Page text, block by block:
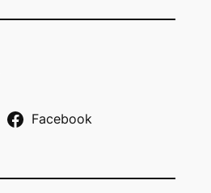
Facebook